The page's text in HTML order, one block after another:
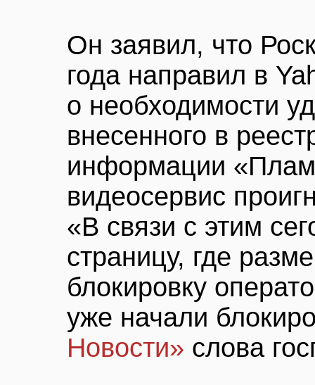
Он заявил, что
года направил в
о необходимости
внесенного в
информации
видеосервис
«В связи с этим
страницу, где
блокировку
уже начали
Новости» слова